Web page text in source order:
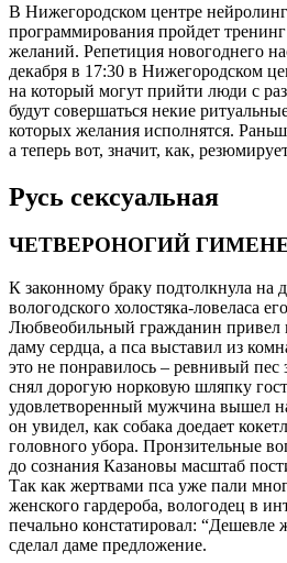
В Нижегородском центре
программирования пройдет
желаний. Репетиция новогоднего
декабря в 17:30 в Нижегородском
на который могут прийти люди с
будут совершаться некие
которых желания исполнятся.
а теперь вот, значит, как,
Русь сексуальная
ЧЕТВЕРОНОГИЙ
К законному браку подтолкнула на
вологодского холостяка-ловеласа
Любвеобильный гражданин привел
даму сердца, а пса выставил из
это не понравилось – ревнивый
снял дорогую норковую шляпку
удовлетворенный мужчина вышел
он увидел, как собака доедает
головного убора. Пронзительные
до сознания Казановы масштаб
Так как жертвами пса уже пали
женского гардероба, вологодец в
печально констатировал: “Дешевле
сделал даме предложение.